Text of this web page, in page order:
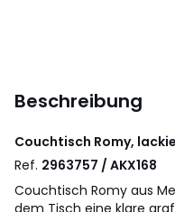
Beschreibung
Couchtisch Romy,
Ref. 2963757 / AKX168
Couchtisch Romy aus